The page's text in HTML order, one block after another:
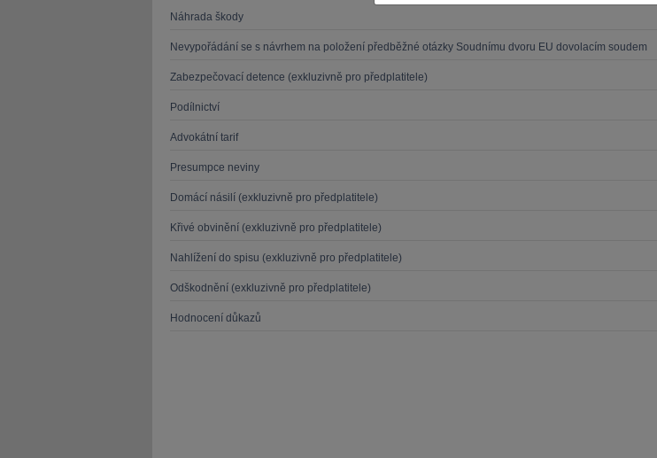
Náhrada škody
Nevypořádání se s návrhem na položení předběžné otázky Soudnímu dvoru EU dovolacím soudem
Zabezpečovací detence (exkluzivně pro předplatitele)
Podílnictví
Advokátní tarif
Presumpce neviny
Domácí násilí (exkluzivně pro předplatitele)
Křivé obvinění (exkluzivně pro předplatitele)
Nahlížení do spisu (exkluzivně pro předplatitele)
Odškodnění (exkluzivně pro předplatitele)
Hodnocení důkazů
JUDr. Tomáš Nielsen
JUDr. Tomáš Sokol